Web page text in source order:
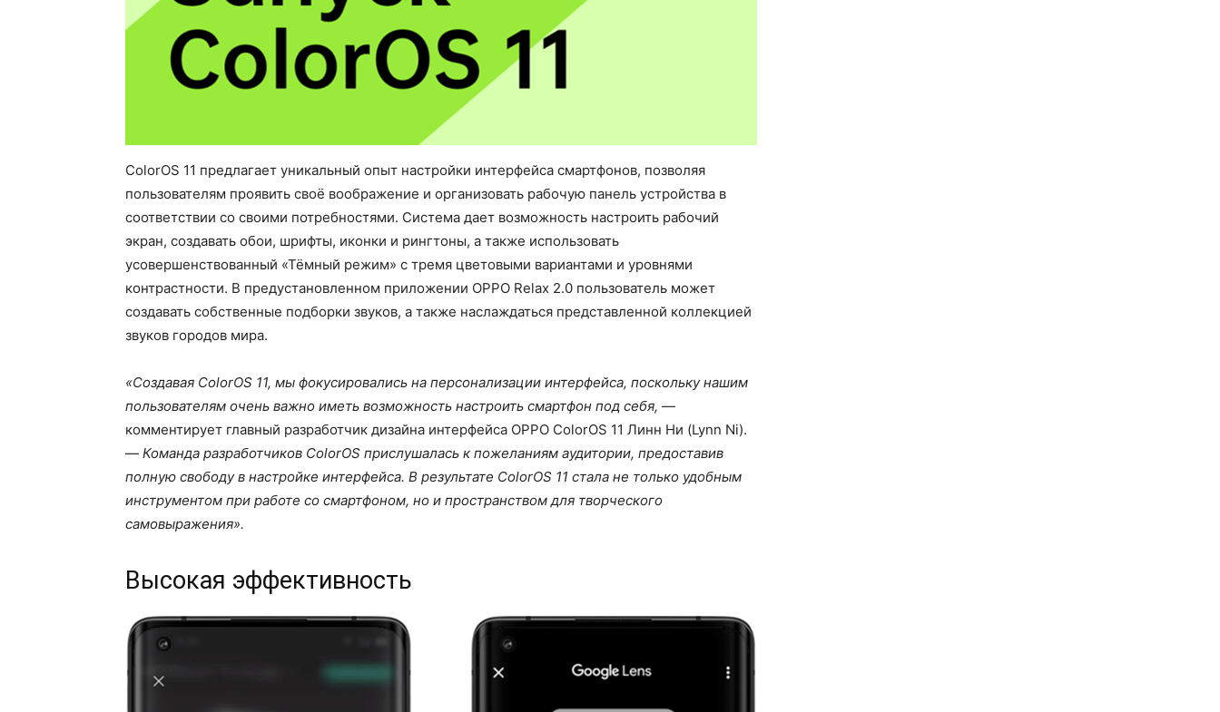
ColorOS 11 предлагает уникальный опыт настройки интерфейса смартфонов, позволяя
пользователям проявить своё воображение и организовать рабочую панель устройства в
соответствии со своими потребностями. Система дает возможность настроить рабочий
экран, создавать обои, шрифты, иконки и рингтоны, а также использовать
усовершенствованный «Тёмный режим» с тремя цветовыми вариантами и уровнями
контрастности. В предустановленном приложении OPPO Relax 2.0 пользователь может
создавать собственные подборки звуков, а также наслаждаться представленной коллекцией
звуков городов мира.
«Создавая ColorOS 11, мы фокусировались на персонализации интерфейса, поскольку нашим
пользователям очень важно иметь возможность настроить смартфон под себя, —
комментирует главный разработчик дизайна интерфейса OPPO ColorOS 11 Линн Ни (Lynn Ni).
— Команда разработчиков ColorOS прислушалась к пожеланиям аудитории, предоставив
полную свободу в настройке интерфейса. В результате ColorOS 11 стала не только удобным
инструментом при работе со смартфоном, но и пространством для творческого
самовыражения».
Высокая эффективность